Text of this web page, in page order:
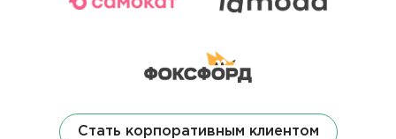
Стать корпоративным клиентом